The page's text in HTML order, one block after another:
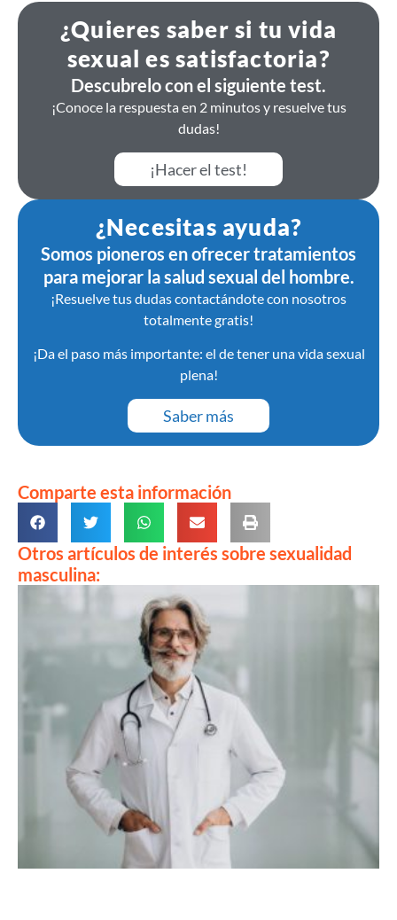
¿Quieres saber si tu vida
sexual es satisfactoria?
Descubrelo con el siguiente test.
¡Conoce la respuesta en 2 minutos y resuelve tus
dudas!
¡Hacer el test!
¿Necesitas ayuda?
Somos pioneros en ofrecer tratamientos
para mejorar la salud sexual del hombre.
¡Resuelve tus dudas contactándote con nosotros
totalmente gratis!
¡Da el paso más importante: el de tener una vida sexual
plena!
Saber más
Comparte esta información
Otros artículos de interés sobre sexualidad
masculina: